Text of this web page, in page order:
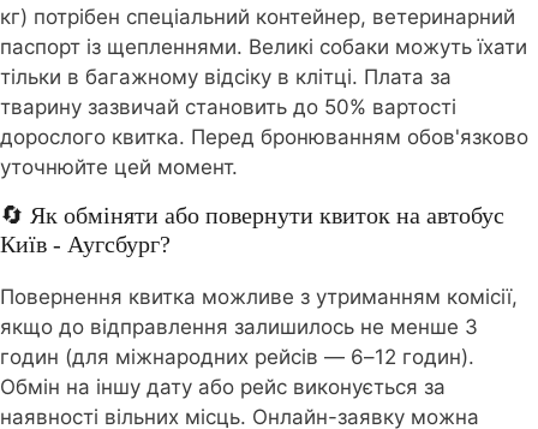
кг) потрібен спеціальний контейнер, ветеринарний
паспорт із щепленнями. Великі собаки можуть їхати
тільки в багажному відсіку в клітці. Плата за
тварину зазвичай становить до 50% вартості
дорослого квитка. Перед бронюванням обов'язково
уточнюйте цей момент.
🔄 Як обміняти або повернути квиток на автобус
Київ - Аугсбург?
Повернення квитка можливе з утриманням комісії,
якщо до відправлення залишилось не менше 3
годин (для міжнародних рейсів — 6–12 годин).
Обмін на іншу дату або рейс виконується за
наявності вільних місць. Онлайн-заявку можна